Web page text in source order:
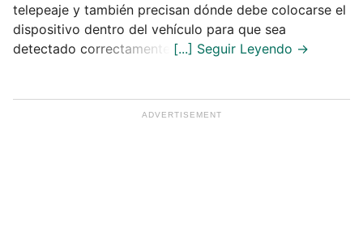
telepeaje y también precisan dónde debe colocarse el
dispositivo dentro del vehículo para que sea
detectado correctamente.